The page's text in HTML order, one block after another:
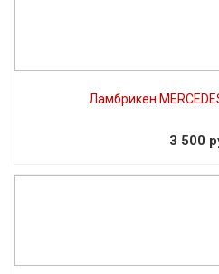
Ламбрикен
3 500